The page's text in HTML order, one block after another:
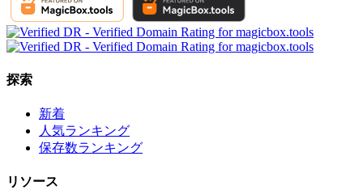
探索
新着
人気ランキング
保存数ランキング
リソース